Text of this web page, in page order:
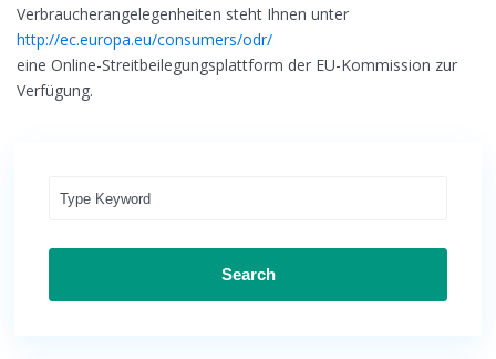
Verbraucherangelegenheiten steht Ihnen unter
http://ec.europa.eu/consumers/odr/
eine Online-Streitbeilegungsplattform der EU-Kommission zur
Verfügung.
Search